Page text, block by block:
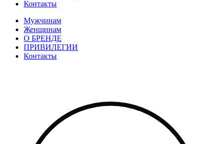
Контакты
Мужчинам
Женщинам
О БРЕНДЕ
ПРИВИЛЕГИИ
Контакты